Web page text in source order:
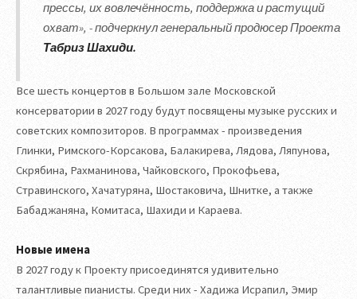
прессы, их вовлечённость, поддержка и растущий
охват», - подчеркнул генеральный продюсер Проекта
Табриз Шахиди.
Все шесть концертов в Большом зале Московской
консерватории в 2027 году будут посвящены музыке русских и
советских композиторов. В программах - произведения
Глинки, Римского-Корсакова, Балакирева, Лядова, Ляпунова,
Скрябина, Рахманинова, Чайковского, Прокофьева,
Стравинского, Хачатуряна, Шостаковича, Шнитке, а также
Бабаджаняна, Комитаса, Шахиди и Караева.
Новые имена
В 2027 году к Проекту присоединятся удивительно
талантливые пианисты. Среди них - Хадижа Исрапил, Эмир